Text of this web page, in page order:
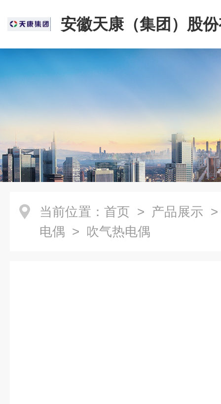
安徽天康（集团）股
司
当前位置： 首页 > 产品展示
电偶 > 吹气热电偶